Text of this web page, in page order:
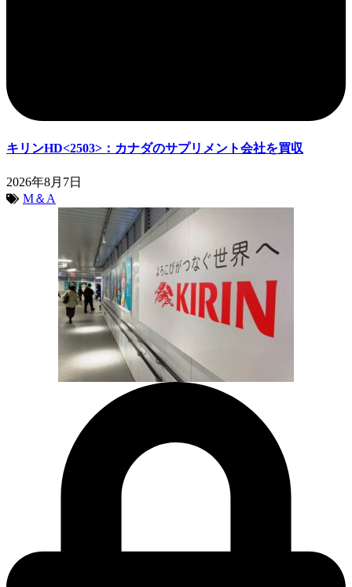
キリンHD<2503>：カナダのサプリメント会社を買収
2026年8月7日
M＆A